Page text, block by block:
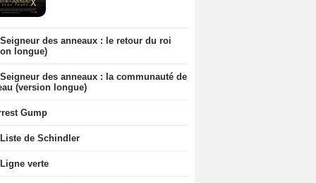
des anneaux : le retour du roi
longue)
des anneaux : la communauté de
(version longue)
Gump
de Schindler
verte